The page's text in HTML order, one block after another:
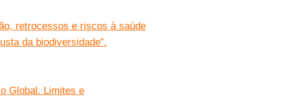
retrocessos e riscos à saúde
da biodiversidade”.
Global. Limites e